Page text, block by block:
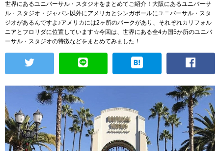
世界にあるユニバーサル・スタジオをまとめてご紹介！大阪にあるユニバーサ
ル・スタジオ・ジャパン以外にアメリカとシンガポールにユニバーサル・スタ
ジオがあるんですよ♪アメリカには2ヶ所のパークがあり、それぞれカリフォル
ニアとフロリダに位置しています☆今回は、世界にある全4カ国5か所のユニバ
ーサル・スタジオの特徴などをまとめてみました！